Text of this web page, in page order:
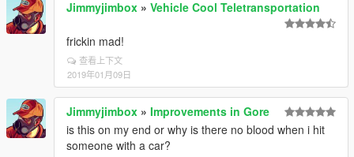
Jimmyjimbox » Vehicle Cool Teletransportation
frickin mad!
查看上下文
2019年01月09日
Jimmyjimbox » Improvements in Gore
is this on my end or why is there no blood when i hit
someone with a car?